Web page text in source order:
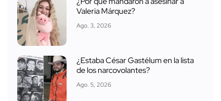
Valeria Márquez?
Ago. 3, 2026
¿Estaba César Gastélum en la lista
de los narcovolantes?
Ago. 5, 2026